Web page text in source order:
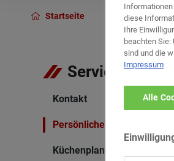
Startseite Service
Service
Kontakt
Persönliche Beratung
Küchenplanung
diese
Ihre
beachten Sie:
sind und die
Impressum
Alle